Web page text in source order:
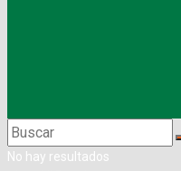
No hay resultados